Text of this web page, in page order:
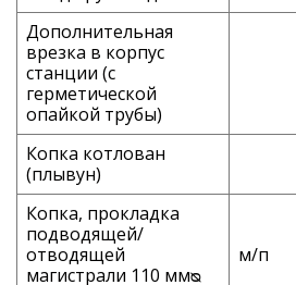
Дополнительная
врезка в корпус
станции (с
герметической
опайкой трубы)
Копка котлован
(плывун)
Копка, прокладка
подводящей/
отводящей
магистрали 110 ммᴓ
м/п